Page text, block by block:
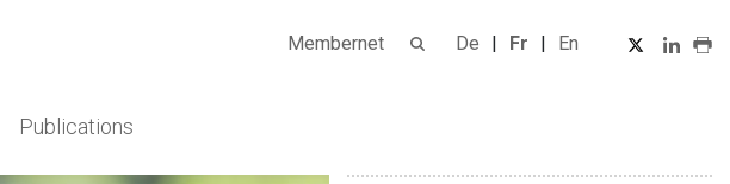
Membernet De Fr En
Publications